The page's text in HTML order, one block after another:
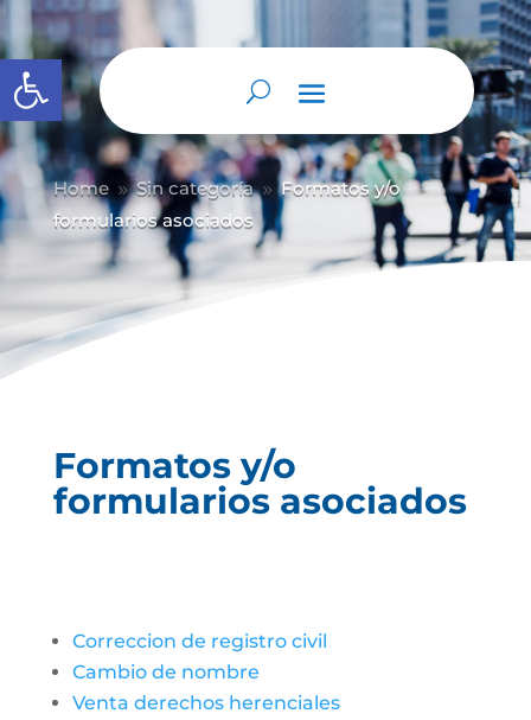
Abrir barra de herramientas
Home 9 Sin categoría 9 Formatos y/o
formularios asociados
Formatos y/o
formularios asociados
Correccion de registro civil
Cambio de nombre
Venta derechos herenciales